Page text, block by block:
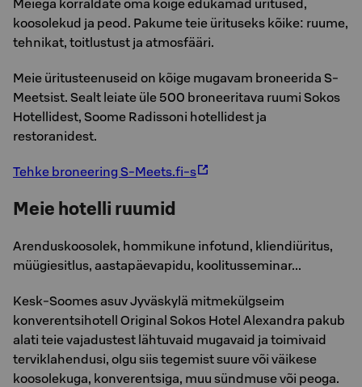
Meiega korraldate oma kõige edukamad üritused,
koosolekud ja peod. Pakume teie ürituseks kõike: ruume,
tehnikat, toitlustust ja atmosfääri.
Meie üritusteenuseid on kõige mugavam broneerida S-
Meetsist. Sealt leiate üle 500 broneeritava ruumi Sokos
Hotellidest, Soome Radissoni hotellidest ja
restoranidest.
Tehke broneering S-Meets.fi-s
Meie hotelli ruumid
Arenduskoosolek, hommikune infotund, kliendiüritus,
müügiesitlus, aastapäevapidu, koolitusseminar...
Kesk-Soomes asuv Jyväskylä mitmekülgseim
konverentsihotell Original Sokos Hotel Alexandra pakub
alati teie vajadustest lähtuvaid mugavaid ja toimivaid
terviklahendusi, olgu siis tegemist suure või väikese
koosolekuga, konverentsiga, muu sündmuse või peoga.